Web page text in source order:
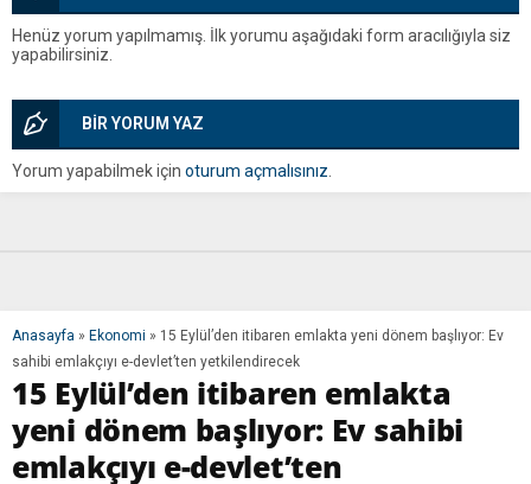
Henüz yorum yapılmamış. İlk yorumu aşağıdaki form aracılığıyla siz
yapabilirsiniz.
BİR YORUM YAZ
Yorum yapabilmek için oturum açmalısınız.
Anasayfa » Ekonomi » 15 Eylül’den itibaren emlakta yeni dönem başlıyor: Ev
sahibi emlakçıyı e-devlet’ten yetkilendirecek
15 Eylül’den itibaren emlakta
yeni dönem başlıyor: Ev sahibi
emlakçıyı e-devlet’ten